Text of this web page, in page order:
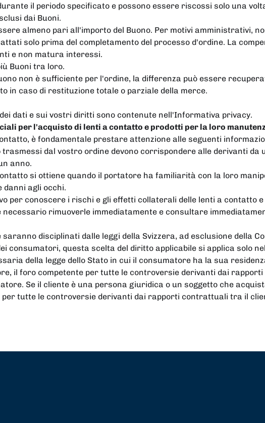
il periodo specificato e possono essere riscossi solo una
dai Buoni.
almeno pari all'importo del Buono. Per motivi amministrativi,
solo prima del completamento del processo d'ordine. La
e non matura interessi.
Buoni tra loro.
non è sufficiente per l'ordine, la differenza può essere
in caso di restituzione totale o parziale della merce.
dati e sui vostri diritti sono contenute nell'Informativa privacy.
per l'acquisto di lenti a contatto e prodotti per la loro
è fondamentale prestare attenzione alle seguenti
dal vostro ordine devono corrispondere alle derivanti
anno.
si ottiene quando il portatore ha familiarità con la loro
agli occhi.
per conoscere i rischi e gli effetti collaterali delle lenti a contatto
necessario rimuoverle immediatamente e consultare
disciplinati dalle leggi della Svizzera, ad esclusione della
consumatori, questa scelta del diritto applicabile si applica solo
della legge dello Stato in cui il consumatore ha la sua
il foro competente per tutte le controversie derivanti dai
Se il cliente è una persona giuridica o un soggetto che
tutte le controversie derivanti dai rapporti contrattuali tra il